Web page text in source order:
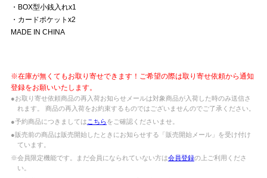
・BOX型小銭入れx1
・カードポケットx2
MADE IN CHINA
※在庫が無くてもお取り寄せできます！ご希望の際は取り寄せ依頼から通知
登録をお願いいたします。
●お取り寄せ依頼商品の再入荷お知らせメールは対象商品が入荷した時のみ送信さ
れます。 商品の再入荷をお約束するものではございませんのでご了承ください。
●予約商品につきましては こちらをご確認くださいませ。
●販売前の商品は販売開始したときにお知らせする「販売開始メール」を受け付け
ています。
※会員限定機能です。まだ会員になられていない方は会員登録の上ご利用くださ
い。